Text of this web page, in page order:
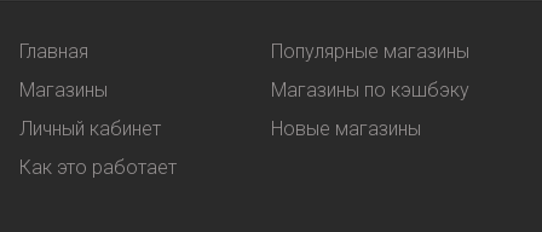
Главная
Магазины
Личный кабинет
Как это работает
Популярные магазины
Магазины по кэшбэку
Новые магазины